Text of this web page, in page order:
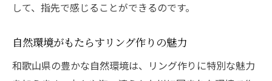
して、指先で感じることができるのです。
自然環境がもたらすリング作りの魅力
和歌山県の豊かな自然環境は、リング作りに特別な魅力